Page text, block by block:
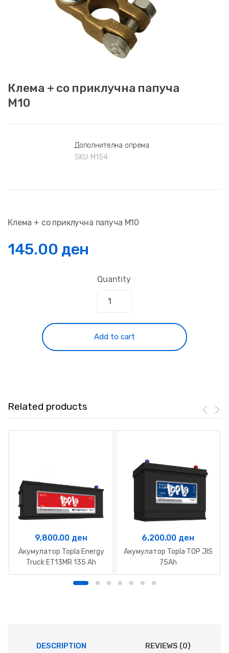
Клема + со приклучна папуча
М10
Дополнителна опрема
SKU: М154
Клема + со приклучна папуча М10
145.00 ден
Quantity
Add to cart
Related products
9,800.00 ден
Акумулатор Topla Energy
Truck ET13MR 135 Ah
6,200.00 ден
Акумулатор Topla TOP JIS
75Ah
DESCRIPTION REVIEWS (0)